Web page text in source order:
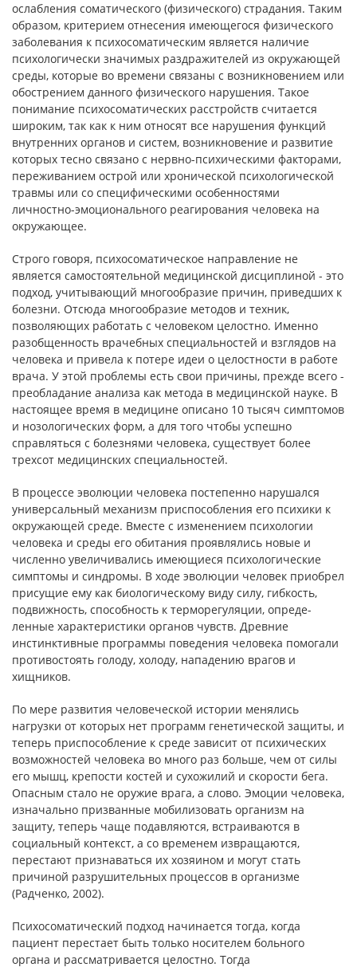
ослабления соматического (физического) страдания. Таким
образом, критерием отнесения имеющегося физического
заболевания к психосоматическим является наличие
психологически значимых раздражителей из окружающей
среды, которые во времени связаны с возникновением или
обострением данного физического нарушения. Такое
понимание психосоматических расстройств считается
широким, так как к ним относят все нарушения функций
внутренних органов и систем, возникновение и развитие
которых тесно связано с нервно-психическими факторами,
переживанием острой или хронической психологической
травмы или со специфическими особенностями
личностно-эмоционального реагирования человека на
окружающее.
Строго говоря, психосоматическое направление не
является самостоятельной медицинской дисциплиной - это
подход, учитывающий многообразие причин, приведших к
болез­ни. Отсюда многообразие методов и техник,
позволяющих рабо­тать с человеком целостно. Именно
разобщенность врачебных специальностей и взглядов на
человека и привела к потере идеи о целостности в работе
врача. У этой проблемы есть свои причины, прежде всего -
преобладание анализа как метода в медицинской науке. В
настоящее время в медицине описано 10 тысяч симпто­мов
и нозологических форм, а для того чтобы успешно
справлять­ся с болезнями человека, существует более
трехсот медицинских специальностей.
В процессе эволюции человека постепенно нарушался
уни­версальный механизм приспособления его психики к
окружаю­щей среде. Вместе с изменением психологии
человека и среды его обитания проявлялись новые и
численно увеличивались имею­щиеся психологические
симптомы и синдромы. В ходе эволюции человек приобрел
присущие ему как биологическому виду силу, гибкость,
подвижность, способность к терморегуляции, опреде­
ленные характеристики органов чувств. Древние
инстинктивные программы поведения человека помогали
противостоять голоду, холоду, нападению врагов и
хищников.
По мере развития человеческой истории менялись
нагрузки от которых нет программ генетической защиты, и
теперь приспо­собление к среде зависит от психических
возможностей человека во много раз больше, чем от силы
его мышц, крепости костей и сухожилий и скорости бега.
Опасным стало не оружие врага, а слово. Эмоции человека,
изначально призванные мобилизовать организм на
защиту, теперь чаще подавляются, встраиваются в
социальный контекст, а со временем извращаются,
перестают признаваться их хозяином и могут стать
причиной разрушитель­ных процессов в организме
(Радченко, 2002).
Психосоматический подход начинается тогда, когда
пациент перестает быть только носителем больного
органа и рассматрива­ется целостно. Тогда